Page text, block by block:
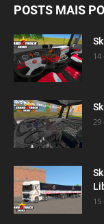
POSTS MAIS
14
29
15